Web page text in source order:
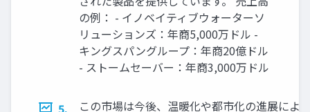
の例： - イノベイティブウォーターソ
リューションズ：年商5,000万ドル -
キングスパングループ：年商20億ドル
- ストームセーバー：年商3,000万ドル
5.
この市場は今後、温暖化や都市化の進展によ